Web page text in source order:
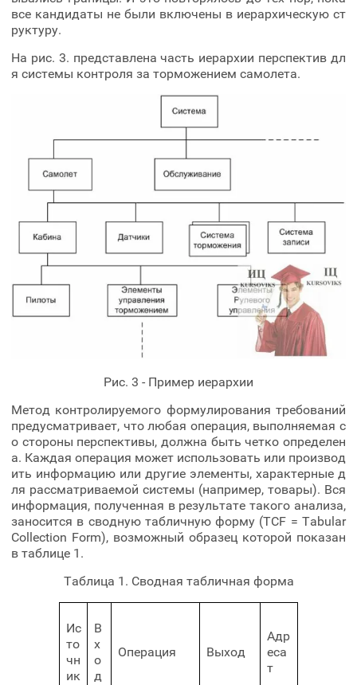
все кандидаты не были включены в иерархическую ст
руктуру.
На рис. 3. представлена часть иерархии перспектив дл
я системы контроля за торможением самолета.
Рис. 3 - Пример иерархии
Метод контролируемого формулирования требований
предусматривает, что любая операция, выполняемая с
о стороны перспективы, должна быть четко определен
а. Каждая операция может использовать или производ
ить информацию или другие элементы, характерные д
ля рассматриваемой системы (например, товары). Вся
информация, полученная в результате такого анализа,
заносится в сводную табличную форму (TCF = Tabular
Collection Form), возможный образец которой показан
в таблице 1.
Таблица 1. Сводная табличная форма
Ис
то
чн
ик
В
х
о
д
Операция Выход
Адр
еса
т